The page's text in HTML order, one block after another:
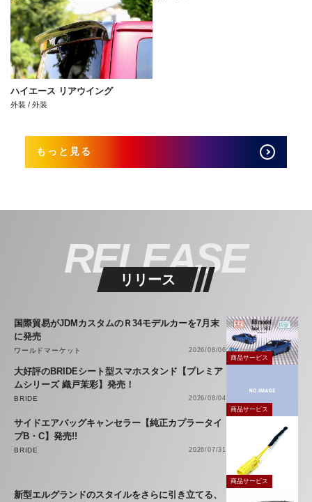
ハイエース リアウイング
外装 / 外装
もっと見る
RELEASE
リリース
国際貿易がJDMカスタムのＲ34モデルカーを7月末
に発売
ワールドマーケット
2026/08/06
商品サービス
大好評のBRIDEシート型スマホスタンド【プレミア
ムシリーズ 織戸茉彩】発売！
BRIDE
2026/08/04
商品サービス
サイドエアバッグキャンセラー【純正カプラータイ
プB・C】発売!!
BRIDE 2026/07/31
商品サービス
新型エルグランドのスタイルをさらに引き立てる、